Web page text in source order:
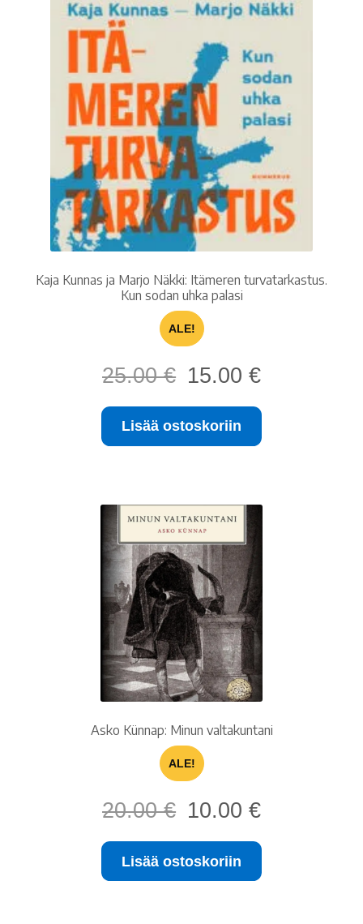
Kaja Kunnas ja Marjo Näkki: Itämeren turvatarkastus.
Kun sodan uhka palasi
ALE!
25.00€
Alkuperäinen
hinta
oli:
25.00 €.
15.00 €Nykyinen
on:
Lisää ostoskoriin
Asko Künnap: Minun valtakuntani
ALE!
20.00€
Alkuperäinen
hinta
oli:
20.00 €.
10.00 €Nykyinen
on:
Lisää ostoskoriin